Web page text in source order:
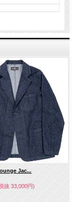
Jac...
抜 33,000円)